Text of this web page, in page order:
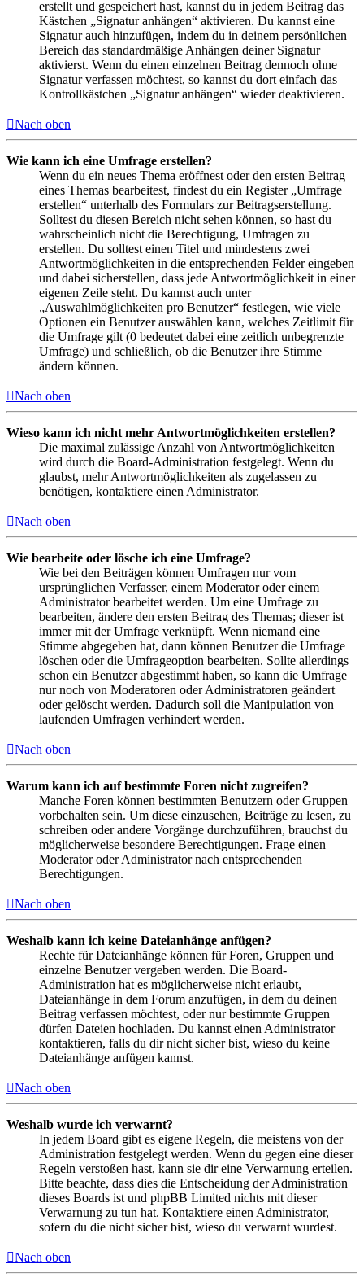
erstellt und gespeichert hast, kannst du in jedem Beitrag das
Kästchen „Signatur anhängen“ aktivieren. Du kannst eine
Signatur auch hinzufügen, indem du in deinem persönlichen
Bereich das standardmäßige Anhängen deiner Signatur
aktivierst. Wenn du einen einzelnen Beitrag dennoch ohne
Signatur verfassen möchtest, so kannst du dort einfach das
Kontrollkästchen „Signatur anhängen“ wieder deaktivieren.
Nach oben
Wie kann ich eine Umfrage erstellen?
Wenn du ein neues Thema eröffnest oder den ersten Beitrag
eines Themas bearbeitest, findest du ein Register „Umfrage
erstellen“ unterhalb des Formulars zur Beitragserstellung.
Solltest du diesen Bereich nicht sehen können, so hast du
wahrscheinlich nicht die Berechtigung, Umfragen zu
erstellen. Du solltest einen Titel und mindestens zwei
Antwortmöglichkeiten in die entsprechenden Felder eingeben
und dabei sicherstellen, dass jede Antwortmöglichkeit in einer
eigenen Zeile steht. Du kannst auch unter
„Auswahlmöglichkeiten pro Benutzer“ festlegen, wie viele
Optionen ein Benutzer auswählen kann, welches Zeitlimit für
die Umfrage gilt (0 bedeutet dabei eine zeitlich unbegrenzte
Umfrage) und schließlich, ob die Benutzer ihre Stimme
ändern können.
Nach oben
Wieso kann ich nicht mehr Antwortmöglichkeiten erstellen?
Die maximal zulässige Anzahl von Antwortmöglichkeiten
wird durch die Board-Administration festgelegt. Wenn du
glaubst, mehr Antwortmöglichkeiten als zugelassen zu
benötigen, kontaktiere einen Administrator.
Nach oben
Wie bearbeite oder lösche ich eine Umfrage?
Wie bei den Beiträgen können Umfragen nur vom
ursprünglichen Verfasser, einem Moderator oder einem
Administrator bearbeitet werden. Um eine Umfrage zu
bearbeiten, ändere den ersten Beitrag des Themas; dieser ist
immer mit der Umfrage verknüpft. Wenn niemand eine
Stimme abgegeben hat, dann können Benutzer die Umfrage
löschen oder die Umfrageoption bearbeiten. Sollte allerdings
schon ein Benutzer abgestimmt haben, so kann die Umfrage
nur noch von Moderatoren oder Administratoren geändert
oder gelöscht werden. Dadurch soll die Manipulation von
laufenden Umfragen verhindert werden.
Nach oben
Warum kann ich auf bestimmte Foren nicht zugreifen?
Manche Foren können bestimmten Benutzern oder Gruppen
vorbehalten sein. Um diese einzusehen, Beiträge zu lesen, zu
schreiben oder andere Vorgänge durchzuführen, brauchst du
möglicherweise besondere Berechtigungen. Frage einen
Moderator oder Administrator nach entsprechenden
Berechtigungen.
Nach oben
Weshalb kann ich keine Dateianhänge anfügen?
Rechte für Dateianhänge können für Foren, Gruppen und
einzelne Benutzer vergeben werden. Die Board-
Administration hat es möglicherweise nicht erlaubt,
Dateianhänge in dem Forum anzufügen, in dem du deinen
Beitrag verfassen möchtest, oder nur bestimmte Gruppen
dürfen Dateien hochladen. Du kannst einen Administrator
kontaktieren, falls du dir nicht sicher bist, wieso du keine
Dateianhänge anfügen kannst.
Nach oben
Weshalb wurde ich verwarnt?
In jedem Board gibt es eigene Regeln, die meistens von der
Administration festgelegt werden. Wenn du gegen eine dieser
Regeln verstoßen hast, kann sie dir eine Verwarnung erteilen.
Bitte beachte, dass dies die Entscheidung der Administration
dieses Boards ist und phpBB Limited nichts mit dieser
Verwarnung zu tun hat. Kontaktiere einen Administrator,
sofern du die nicht sicher bist, wieso du verwarnt wurdest.
Nach oben